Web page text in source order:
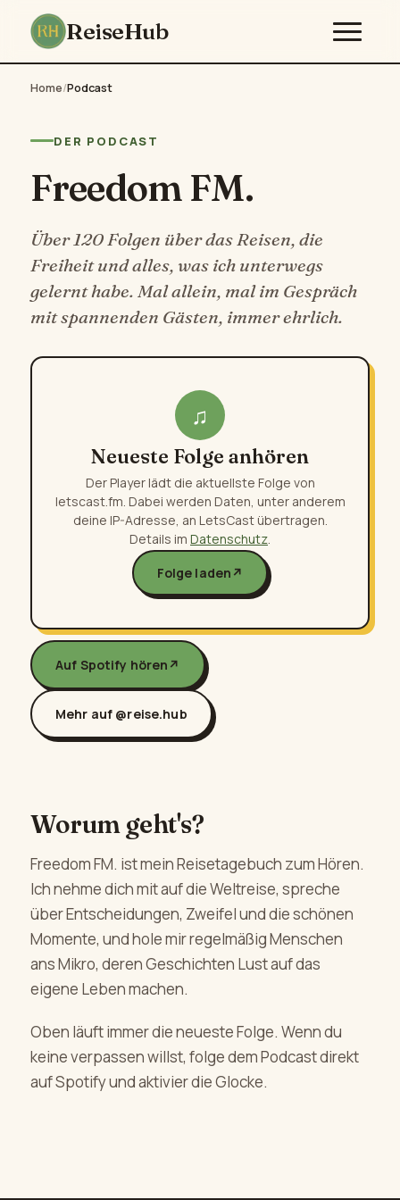
ReiseHub
Home/Podcast
DER PODCAST
Freedom FM.
Über 120 Folgen über das Reisen, die
Freiheit und alles, was ich unterwegs
gelernt habe. Mal allein, mal im Gespräch
mit spannenden Gästen, immer ehrlich.
♫
Neueste Folge anhören
Der Player lädt die aktuellste Folge von
letscast.fm. Dabei werden Daten, unter anderem
deine IP-Adresse, an LetsCast übertragen.
Details im Datenschutz
Folge laden ↗
Auf Spotify hören ↗
Mehr auf @reise.hub
Worum geht's?
Freedom FM. ist mein Reisetagebuch zum Hören.
Ich nehme dich mit auf die Weltreise, spreche
über Entscheidungen, Zweifel und die schönen
Momente, und hole mir regelmäßig Menschen
ans Mikro, deren Geschichten Lust auf das
eigene Leben machen.
Oben läuft immer die neueste Folge. Wenn du
keine verpassen willst, folge dem Podcast direkt
auf Spotify und aktivier die Glocke.